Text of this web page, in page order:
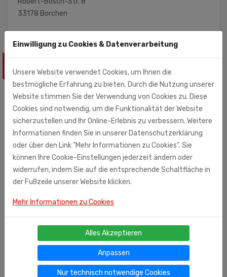
33178 Borchen
Nicht freigegeben unter 16 Jahren gemäß JuSchG
Einwilligung zu Cookies & Datenverarbeitung
Unsere Website verwendet Cookies, um Ihnen die
bestmögliche Erfahrung zu bieten. Durch die Nutzung unserer
Website stimmen Sie der Verwendung von Cookies zu. Diese
Cookies sind notwendig, um die Funktionalität der Website
sicherzustellen und Ihr Online-Erlebnis zu verbessern. Weitere
Informationen finden Sie in unserer Datenschutzerklärung
oder über den Link "Mehr Informationen zu Cookies". Sie
können Ihre Cookie-Einstellungen jederzeit ändern oder
widerrufen, indem Sie auf die entsprechende Schaltfläche in
der Fußzeile unserer Website klicken.
Mehr Informationen zu Cookies
Alles Akzeptieren
Anpassen
Nur technisch notwendige Cookies